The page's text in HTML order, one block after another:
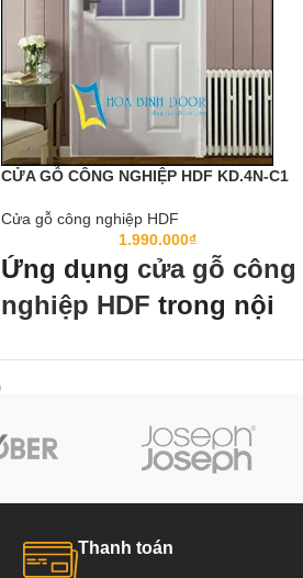
CỬA GỖ CÔNG NGHIỆP HDF KD.4N-C1
Cửa gỗ công nghiệp HDF
1.990.000₫
Ứng dụng cửa gỗ công
nghiệp HDF trong nội
các công trình công nghiệp và dân dụng như
chung cư, Biệt thự, nhà phố ở các nước tiên
tiến như Mỹ, Hàn Quốc, Nhật Bản…
Việt Nam, có các đơn vị cung cấp hàng chất
lượng và uy tín hàng đầu tại Việt Nam như :
Thanh toán